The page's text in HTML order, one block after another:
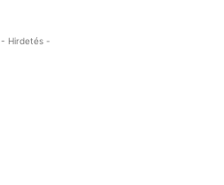
- Hirdetés -